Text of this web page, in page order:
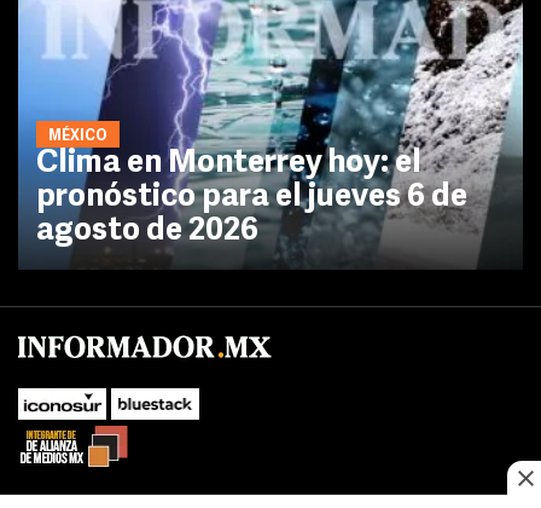
MÉXICO
Clima en Monterrey hoy: el
pronóstico para el jueves 6 de
agosto de 2026